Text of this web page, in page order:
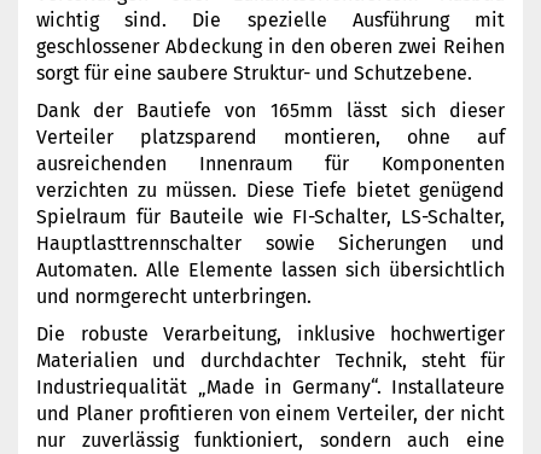
wichtig sind. Die spezielle Ausführung mit
geschlossener Abdeckung in den oberen zwei Reihen
sorgt für eine saubere Struktur- und Schutzebene.
Dank der Bautiefe von 165mm lässt sich dieser
Verteiler platzsparend montieren, ohne auf
ausreichenden Innenraum für Komponenten
verzichten zu müssen. Diese Tiefe bietet genügend
Spielraum für Bauteile wie FI-Schalter, LS-Schalter,
Hauptlasttrennschalter sowie Sicherungen und
Automaten. Alle Elemente lassen sich übersichtlich
und normgerecht unterbringen.
Die robuste Verarbeitung, inklusive hochwertiger
Materialien und durchdachter Technik, steht für
Industriequalität „Made in Germany“. Installateure
und Planer profitieren von einem Verteiler, der nicht
nur zuverlässig funktioniert, sondern auch eine